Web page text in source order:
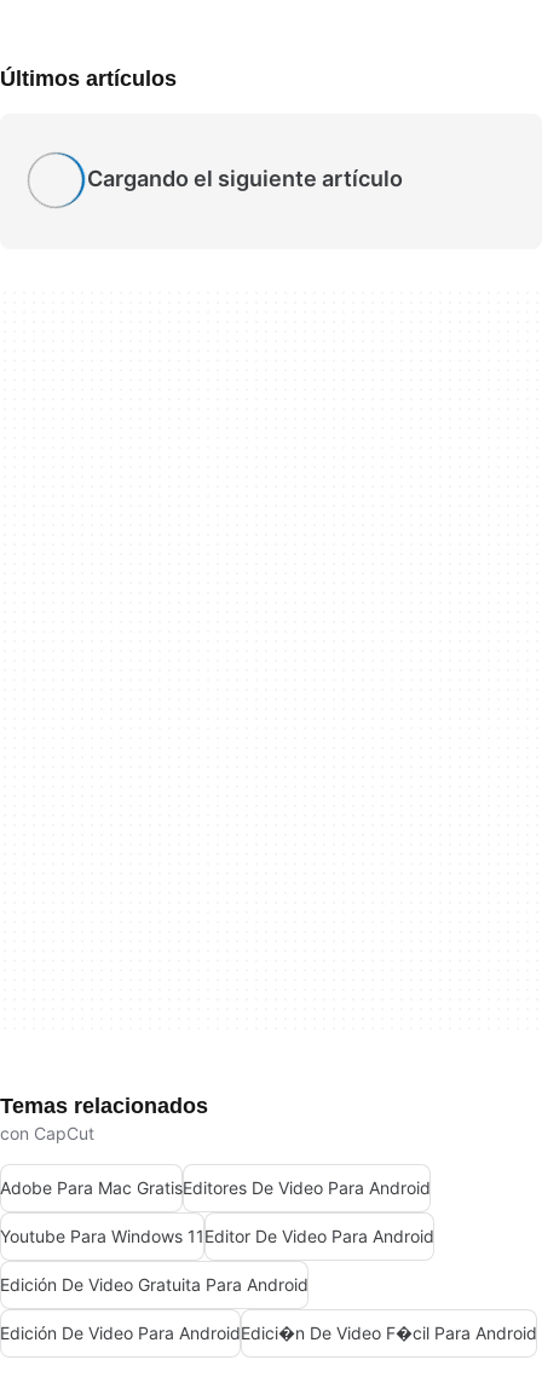
Últimos artículos
Cargando el siguiente artículo
Temas relacionados
con CapCut
Adobe Para Mac GratisEditores De Video Para Android
Youtube Para Windows 11Editor De Video Para Android
Edición De Video Gratuita Para Android
Edición De Video Para AndroidEdici�n De Video F�cil Para Android